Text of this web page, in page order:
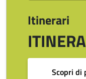
Itinerari
Scopri di